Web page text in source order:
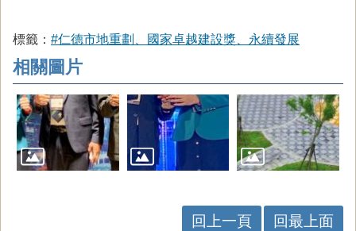
標籤： #仁德市地重劃、國家卓越建設獎、永續發展
相關圖片
回上一頁 回最上面